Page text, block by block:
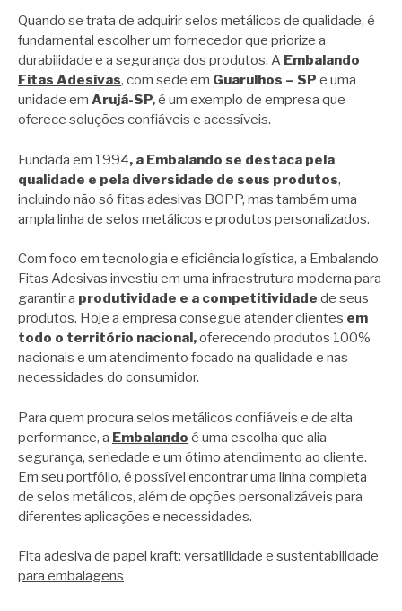
Quando se trata de adquirir selos metálicos de qualidade, é
fundamental escolher um fornecedor que priorize a
durabilidade e a segurança dos produtos. A Embalando
Fitas Adesivas, com sede em Guarulhos – SP e uma
unidade em Arujá-SP,é um exemplo de empresa que
oferece soluções confiáveis e acessíveis.
Fundada em 1994, a Embalando se destaca pela
qualidade e pela diversidade de seus produtos,
incluindo não só fitas adesivas BOPP, mas também uma
ampla linha de selos metálicos e produtos personalizados.
Com foco em tecnologia e eficiência logística, a Embalando
Fitas Adesivas investiu em uma infraestrutura moderna para
garantir a produtividade e a competitividade de seus
produtos. Hoje a empresa consegue atender clientes em
todo o território nacional,oferecendo produtos 100%
nacionais e um atendimento focado na qualidade e nas
necessidades do consumidor.
Para quem procura selos metálicos confiáveis e de alta
performance, a Embalando é uma escolha que alia
segurança, seriedade e um ótimo atendimento ao cliente.
Em seu portfólio, é possível encontrar uma linha completa
de selos metálicos, além de opções personalizáveis para
diferentes aplicações e necessidades.
Fita adesiva de papel kraft: versatilidade e sustentabilidade
para embalagens